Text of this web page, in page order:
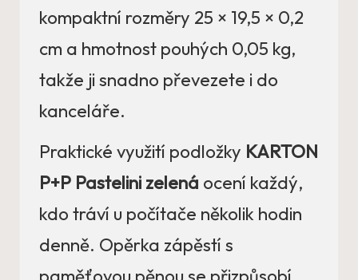
kompaktní rozměry 25 × 19,5 × 0,2
cm a hmotnost pouhých 0,05 kg,
takže ji snadno převezete i do
kanceláře.
Praktické využití podložky KARTON
P+P Pastelini zelená ocení každý,
kdo tráví u počítače několik hodin
denně. Opěrka zápěstí s